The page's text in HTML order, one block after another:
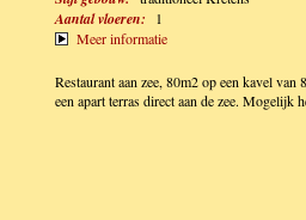
Aantal vloeren:
1
Meer informatie
Restaurant aan zee, 80m2 op een kavel van
een apart terras direct aan de zee. Mogelijk